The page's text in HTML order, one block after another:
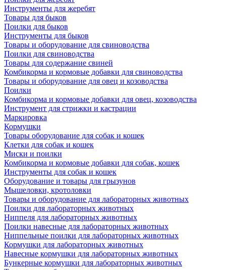
Инструменты для жеребят
Товары для быков
Поилки для быков
Инструменты для быков
Товары и оборудование для свиноводства
Поилки для свиноводства
Товары для содержание свиней
Комбикорма и кормовые добавки для свиноводства
Товары и оборудование для овец и козоводства
Поилки
Комбикорма и кормовые добавки для овец, козоводства
Инструмент для стрижки и кастрации
Маркировка
Кормушки
Товары оборудование для собак и кошек
Клетки для собак и кошек
Миски и поилки
Комбикорма и кормовые добавки для собак, кошек
Инструменты для собак и кошек
Оборудование и товары для грызунов
Мышеловки, кротоловки
Товары и оборудование для лабораторных животных
Поилки для лабораторных животных
Ниппеля для лабораторных животных
Поилки навесные для лабораторных животных
Ниппельные поилки для лабораторных животных
Кормушки для лабораторных животных
Навесные кормушки для лабораторных животных
Бункерные кормушки для лабораторных животных